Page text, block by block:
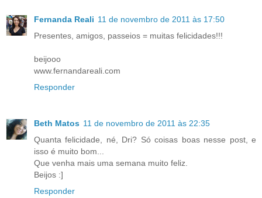
Fernanda Reali 11 de novembro de 2011 às 17:50
Presentes, amigos, passeios = muitas felicidades!!!
beijooo
www.fernandareali.com
Responder
Beth Matos 11 de novembro de 2011 às 22:35
Quanta felicidade, né, Dri? Só coisas boas nesse post, e
isso é muito bom...
Que venha mais uma semana muito feliz.
Beijos :]
Responder